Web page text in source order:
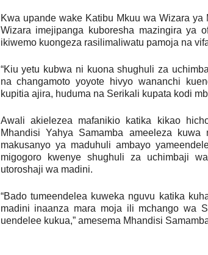
Kwa upande wake Katibu Mkuu wa Wizara
Wizara imejipanga kuboresha mazingira ya
ikiwemo kuongeza rasilimaliwatu pamoja na
“Kiu yetu kubwa ni kuona shughuli za
na changamoto yoyote hivyo wananchi
kupitia ajira, huduma na Serikali kupata kodi
Awali akielezea mafanikio katika kikao
Mhandisi Yahya Samamba ameeleza
makusanyo ya maduhuli ambayo
migogoro kwenye shughuli za uchimbaji
utoroshaji wa madini.
“Bado tumeendelea kuweka nguvu katika
madini inaanza mara moja ili mchango wa
uendelee kukua,” amesema Mhandisi